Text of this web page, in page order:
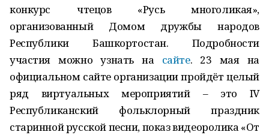
конкурс чтецов «Русь многоликая»,
организованный Домом дружбы народов
Республики Башкортостан. Подробности
участия можно узнать на сайте. 23 мая на
официальном сайте организации пройдёт целый
ряд виртуальных мероприятий – это IV
Республиканский фольклорный праздник
старинной русской песни, показ видеоролика «От